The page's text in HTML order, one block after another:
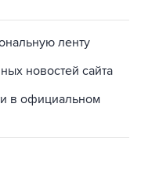
новостей сайта
в официальном